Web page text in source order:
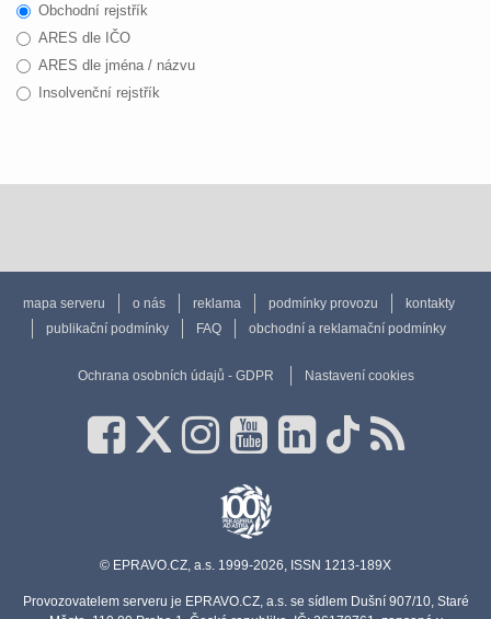
Obchodní rejstřík
ARES dle IČO
ARES dle jména / názvu
Insolvenční rejstřík
mapa serveru o nás reklama podmínky provozu
kontakty
publikační podmínky
FAQ obchodní a reklamační podmínky
Ochrana osobních údajů - GDPR Nastavení cookies
© EPRAVO.CZ, a.s. 1999-2026, ISSN 1213-189X
Provozovatelem serveru je EPRAVO.CZ, a.s. se sídlem Dušní 907/10, Staré